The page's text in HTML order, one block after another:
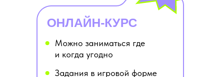
Можно заниматься где
и когда угодно
Задания в игровой форме
ОНЛАЙН-КУРС